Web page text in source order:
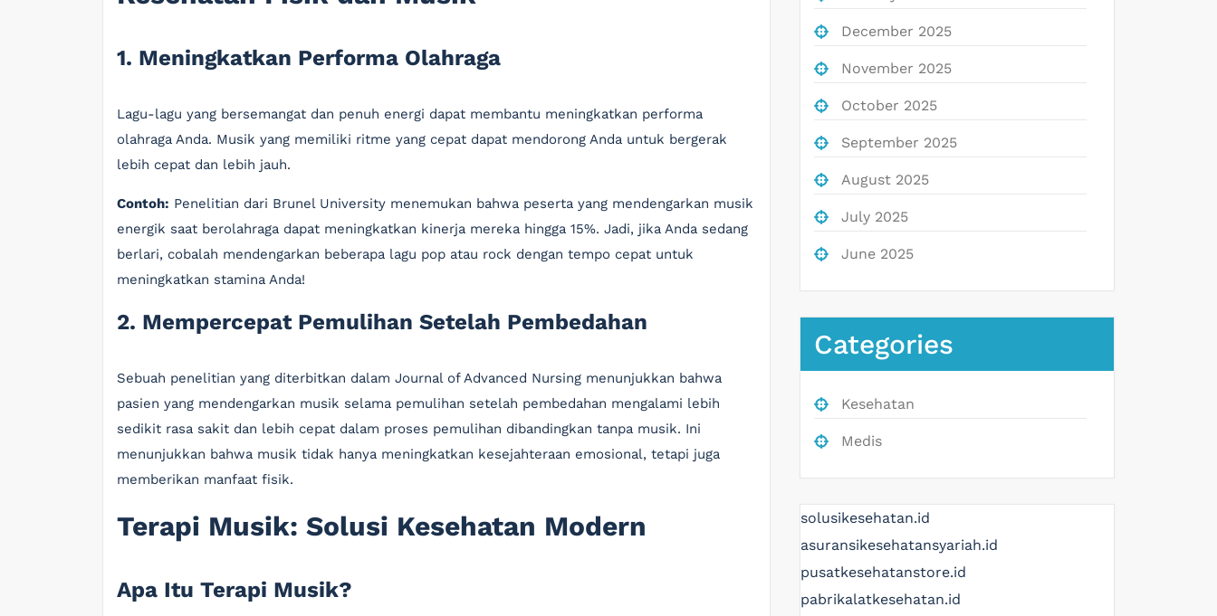
1. Meningkatkan Performa Olahraga
Lagu-lagu yang bersemangat dan penuh energi dapat membantu meningkatkan performa
olahraga Anda. Musik yang memiliki ritme yang cepat dapat mendorong Anda untuk bergerak
lebih cepat dan lebih jauh.
Contoh: Penelitian dari Brunel University menemukan bahwa peserta yang mendengarkan musik
energik saat berolahraga dapat meningkatkan kinerja mereka hingga 15%. Jadi, jika Anda sedang
berlari, cobalah mendengarkan beberapa lagu pop atau rock dengan tempo cepat untuk
meningkatkan stamina Anda!
2. Mempercepat Pemulihan Setelah Pembedahan
Sebuah penelitian yang diterbitkan dalam Journal of Advanced Nursing menunjukkan bahwa
pasien yang mendengarkan musik selama pemulihan setelah pembedahan mengalami lebih
sedikit rasa sakit dan lebih cepat dalam proses pemulihan dibandingkan tanpa musik. Ini
menunjukkan bahwa musik tidak hanya meningkatkan kesejahteraan emosional, tetapi juga
memberikan manfaat fisik.
Terapi Musik: Solusi Kesehatan Modern
Apa Itu Terapi Musik?
December 2025
November 2025
October 2025
September 2025
August 2025
July 2025
June 2025
Categories
Kesehatan
Medis
solusikesehatan.id
asuransikesehatansyariah.id
pusatkesehatanstore.id
pabrikalatkesehatan.id